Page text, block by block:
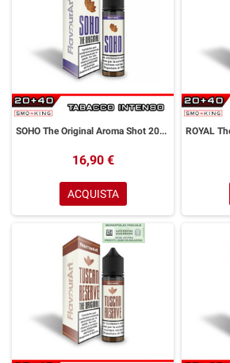
SOHO The Original Aroma Shot 20ml FLAVOURART Tabacco Intenso
16,90 €
ACQUISTA